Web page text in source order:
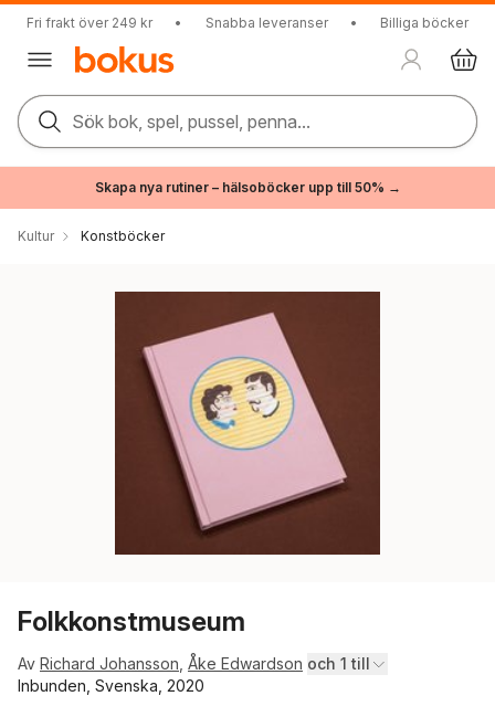
Fri frakt över 249 kr • Snabba leveranser • Billiga böcker
Sök bok, spel, pussel, penna...
Skapa nya rutiner – hälsoböcker upp till 50% →
Kultur Konstböcker
Folkkonstmuseum
Av Richard Johansson Åke Edwardson och 1 till
Inbunden, Svenska, 2020